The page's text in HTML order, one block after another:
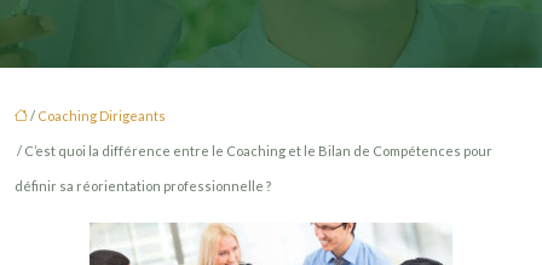
/ Coaching Dirigeants
/ C’est quoi la différence entre le Coaching et le Bilan de Compétences pour
définir sa réorientation professionnelle ?